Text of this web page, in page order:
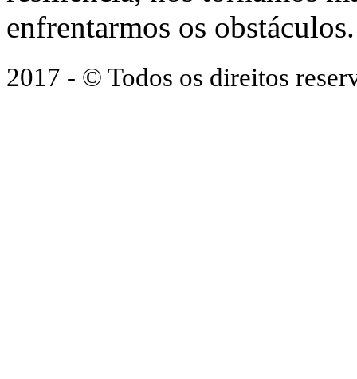
enfrentarmos os obstáculos.
2017 - © Todos os direitos